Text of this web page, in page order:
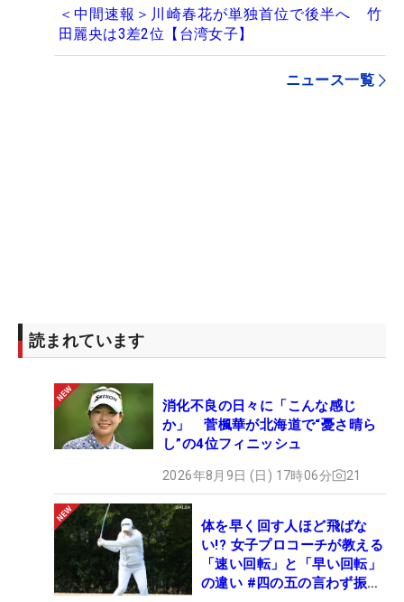
＜中間速報＞川崎春花が単独首位で後半へ 竹
田麗央は3差2位【台湾女子】
ニュース一覧
読まれています
消化不良の日々に「こんな感じ
か」 菅楓華が北海道で“憂さ晴ら
し”の4位フィニッシュ
2026年8月9日 (日) 17時06分 21
体を早く回す人ほど飛ばな
い!? 女子プロコーチが教える
「速い回転」と「早い回転」
の違い #四の五の言わず振り